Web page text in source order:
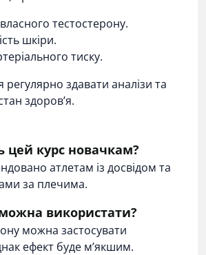
тестостерону.
шкіри.
тиску.
регулярно здавати аналізи та
здоров’я.
цей курс новачкам?
атлетам із досвідом та
за плечима.
використати?
можна застосувати
ефект буде м’якшим.